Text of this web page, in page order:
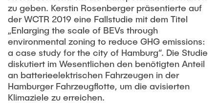
demonstriert, die in der Lage sind, über
disziplinäre Gräben hinweg zu denken und
dadurch zu neuen Einsichten zu gelangen. Kutter
folgerte: »Raumstruktur ist nicht alles, aber ohne
Raumstruktur ist alles nichts«. Die konkrete
Beratungstätigkeit Eckhard Kutters in der
Planungspraxis konzentrierte sich auf Berlin,
Dresden und Hamburg. In diesen drei Städten
war er jeweils über zahlreiche Jahre durch
zu geben. Kerstin Rosenberger präsentierte auf
der WCTR 2019 eine Fallstudie mit dem Titel
„Enlarging the scale of BEVs through
environmental zoning to reduce GHG emissions:
a case study for the city of Hamburg“. Die Studie
diskutiert im Wesentlichen den benötigten Anteil
an batterieelektrischen Fahrzeugen in der
Hamburger Fahrzeugflotte, um die avisierten
Klimaziele zu erreichen.